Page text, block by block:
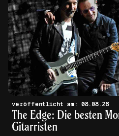
veröffentlicht am: 08.08.26
The Edge: Die besten
Gitarristen